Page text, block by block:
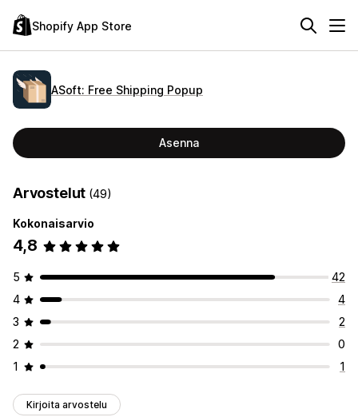
Shopify App Store
ASoft: Free Shipping Popup
Asenna
Arvostelut (49)
Kokonaisarvio
4,8
5
42
4
4
3
2
2
0
1
1
Kirjoita arvostelu